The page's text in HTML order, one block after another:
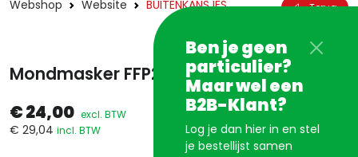
Ben je geen
particulier?
Maar wel een
B2B-Klant?
Log je dan hier in en stel
je bestellijst samen
Webshop Website BUITENKANSJES Terug
Mondmasker FFP2 KN95 pak/10 - PROMO
€ 24,00 excl. BTW
€ 29,04 incl. BTW